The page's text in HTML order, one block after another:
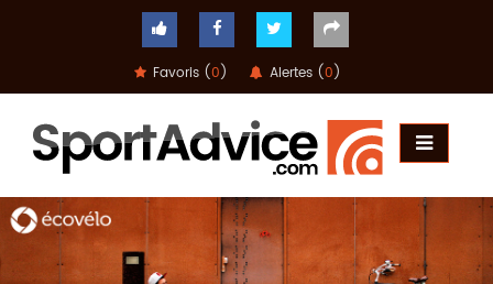
Favoris (0) Alertes (0)
COMPARATEUR
CONSEILS
QUESTIONS
-
RÉPONSES